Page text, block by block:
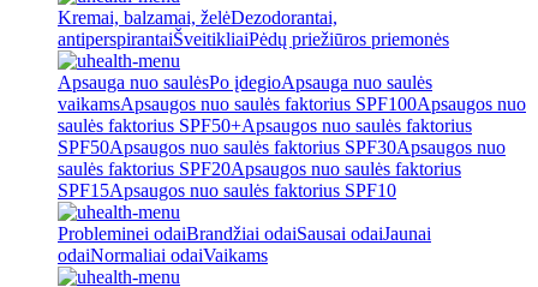
Kremai, balzamai, želėDezodorantai,
antiperspirantaiŠveitikliaiPėdų priežiūros priemonės
Apsauga nuo saulėsPo įdegioApsauga nuo saulės
vaikamsApsaugos nuo saulės faktorius SPF100Apsaugos nuo
saulės faktorius SPF50+Apsaugos nuo saulės faktorius
SPF50Apsaugos nuo saulės faktorius SPF30Apsaugos nuo
saulės faktorius SPF20Apsaugos nuo saulės faktorius
SPF15Apsaugos nuo saulės faktorius SPF10
Probleminei odaiBrandžiai odaiSausai odaiJaunai
odaiNormaliai odaiVaikams